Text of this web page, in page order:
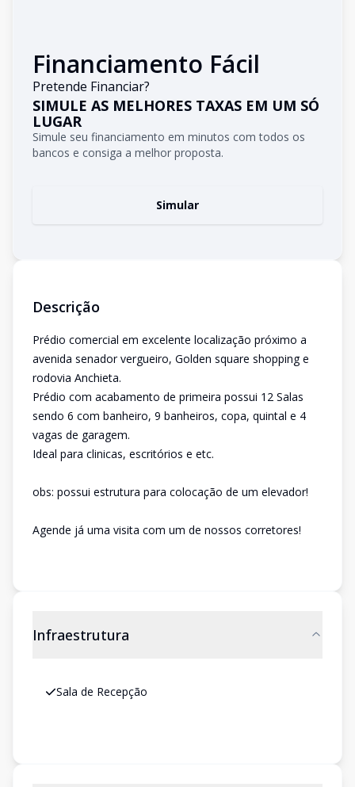
Financiamento Fácil
Pretende Financiar?
SIMULE AS MELHORES TAXAS EM UM SÓ
LUGAR
Simule seu financiamento em minutos com todos os
bancos e consiga a melhor proposta.
Simular
Descrição
Prédio comercial em excelente localização próximo a
avenida senador vergueiro, Golden square shopping e
rodovia Anchieta.
Prédio com acabamento de primeira possui 12 Salas
sendo 6 com banheiro, 9 banheiros, copa, quintal e 4
vagas de garagem.
Ideal para clinicas, escritórios e etc.
obs: possui estrutura para colocação de um elevador!
Agende já uma visita com um de nossos corretores!
Infraestrutura
Sala de Recepção